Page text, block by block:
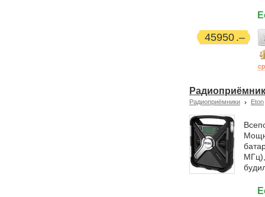
45950
Радиоприёмники Eton